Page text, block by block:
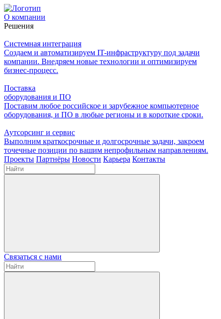
О компании
Решения
Системная интеграция
Создаем и автоматизируем IT-инфраструктуру под задачи
компании. Внедряем новые технологии и оптимизируем
бизнес-процесс.
Поставка
оборудования и ПО
Поставим любое российское и зарубежное компьютерное
оборудования, и ПО в любые регионы и в короткие сроки.
Аутсорсинг и сервис
Выполним краткосрочные и долгосрочные задачи, закроем
точечные позиции по вашим непрофильным направлениям.
Проекты Партнёры Новости Карьера Контакты
Связаться с нами